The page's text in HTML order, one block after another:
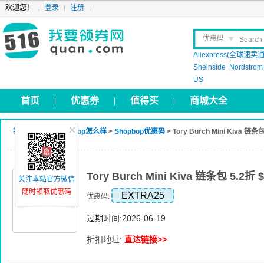
欢迎您！ 登录 注册
优惠码
晒 单
Aliexpress(全球速卖
Sheinside
US
首页 优惠券 值得买 商城大全
我要领券网 >Shopbop怎么样 > Shopbop优惠码 > Tory Burch Mini Kiva 链条
Tory Burch Mini Kiva 链条包 5.2折
优惠码: EXTRA25
过期时间:2026-06-19
折扣地址: 直达链接>>
关注本站官方微信
随时领取优惠码